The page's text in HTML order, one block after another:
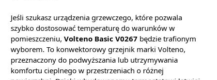
Jeśli szukasz urządzenia grzewczego, które pozwala
szybko dostosować temperaturę do warunków w
pomieszczeniu, Volteno Basic V0267 będzie trafionym
wyborem. To konwektorowy grzejnik marki Volteno,
przeznaczony do podwyższania lub utrzymywania
komfortu cieplnego w przestrzeniach o różnej